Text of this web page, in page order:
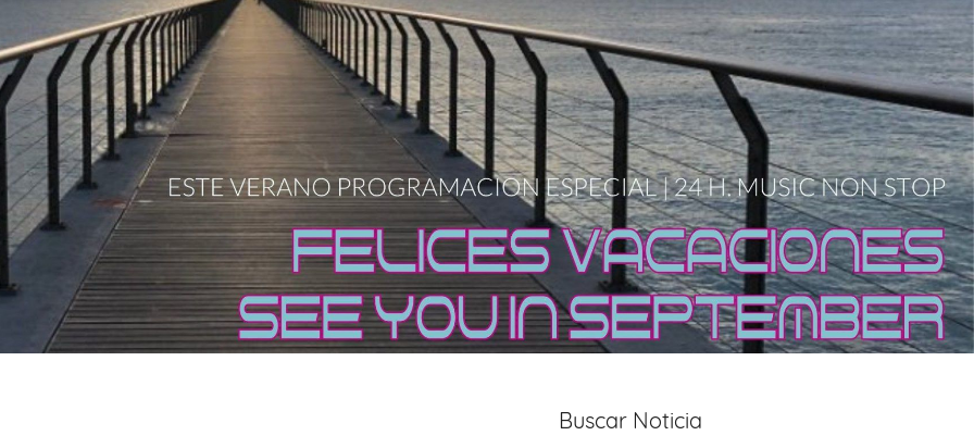
Buscar Noticia